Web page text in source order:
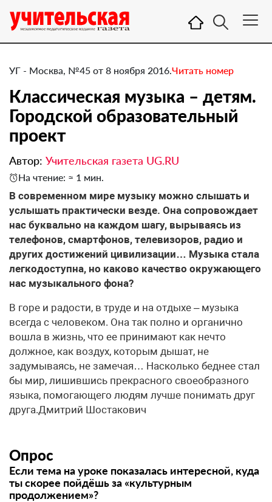
УГ - Москва, №45 от 8 ноября 2016.Читать номер
​Классическая музыка – детям.
Городской образовательный
проект
Автор: Учительская газета UG.RU
На чтение: ≈ 1 мин.
В современном мире музыку можно слышать и
услышать практически везде. Она сопровождает
нас буквально на каждом шагу, вырываясь из
телефонов, смартфонов, телевизоров, радио и
других достижений цивилизации… Музыка стала
легкодоступна, но каково качество окружающего
нас музыкального фона?
В горе и радости, в труде и на отдыхе – музыка
всегда с человеком. Она так полно и органично
вошла в жизнь, что ее принимают как нечто
должное, как воздух, которым дышат, не
задумываясь, не замечая… Насколько беднее стал
бы мир, лишившись прекрасного своеобразного
языка, помогающего людям лучше понимать друг
друга.Дмитрий Шостакович
Опрос
Если тема на уроке показалась интересной, куда
ты скорее пойдёшь за «культурным
продолжением»?